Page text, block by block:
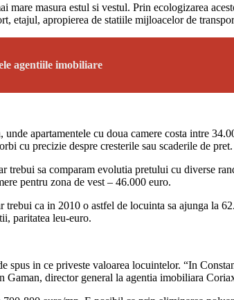
mare masura estul si vestul. Prin ecologizarea
etajul, apropierea de statiile mijloacelor de
agentiile imobiliare
apartamentele cu doua camere costa intre
cu precizie despre cresterile sau scaderile de pret.
trebui sa comparam evolutia pretului cu diverse
pentru zona de vest – 46.000 euro.
trebui ca in 2010 o astfel de locuinta sa ajunga la
paritatea leu-euro.
spus in ce priveste valoarea locuintelor. “In
Gaman, director general la agentia imobiliara